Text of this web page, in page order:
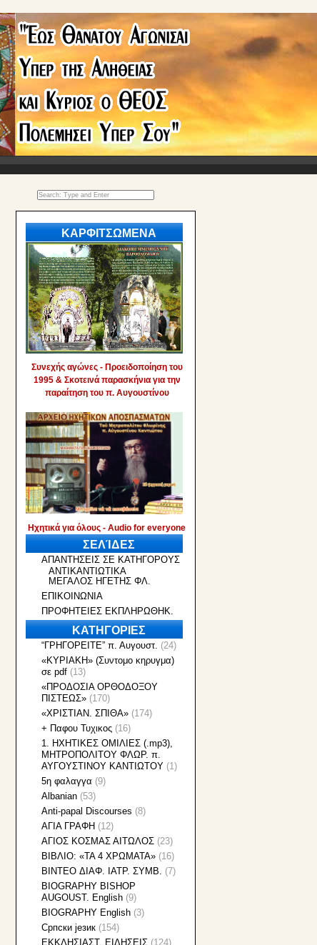
ΚΑΡΦΙΤΣΩΜΕΝΑ
Συνεχής αγώνες - Προειδοποίηση του
1995 & Σκοτεινά παρασκήνια για την
παραίτηση του π. Αυγουστίνου
Ηχητικά για όλους - Audio for everyone
ΣΕΛΊΔΕΣ
ΑΠΑΝΤΗΣΕΙΣ ΣΕ ΚΑΤΗΓΟΡΟΥΣ
ΑΝΤΙΚΑΝΤΙΩΤΙΚΑ
ΜΕΓΑΛΟΣ ΗΓΕΤΗΣ ΦΛ.
ΕΠΙΚΟΙΝΩΝΙΑ
ΠΡΟΦΗΤΕΙΕΣ ΕΚΠΛΗΡΩΘΗΚ.
ΚΑΤΗΓΟΡΙΕΣ
“ΓΡΗΓΟΡΕΙΤΕ” π. Αυγουστ. (24)
«KΥΡΙΑΚΗ» (Συντομο κηρυγμα)
σε pdf (13)
«ΠΡΟΔΟΣΙΑ ΟΡΘΟΔΟΞΟΥ
ΠΙΣΤΕΩΣ» (170)
«ΧΡΙΣΤΙΑΝ. ΣΠΙΘΑ» (174)
+ Παφου Τυχικος (16)
1. HXHTIKEΣ ΟΜΙΛΙΕΣ (.mp3),
ΜΗΤΡΟΠΟΛΙΤΟΥ ΦΛΩΡ. π.
ΑΥΓΟΥΣΤΙΝΟΥ ΚΑΝΤΙΩΤΟΥ (1)
5η φαλαγγα (9)
Albanian (53)
Anti-papal Discourses (8)
AΓΙΑ ΓΡΑΦΗ (12)
AΓΙΟΣ ΚΟΣΜΑΣ ΑΙΤΩΛΟΣ (23)
BIBΛΙΟ: «ΤΑ 4 ΧΡΩΜΑΤΑ» (16)
BINTEO ΔΙΑΦ. ΙΑΤΡ. ΣΥΜΒ.
(7)
BIOGRAPHY BISHOP
AUGOUST. English (9)
BIOGRAPHY English (3)
Cрпски језик (154)
EKKΛΗΣΙΑΣΤ. ΕΙΔΗΣΕΙΣ (124)